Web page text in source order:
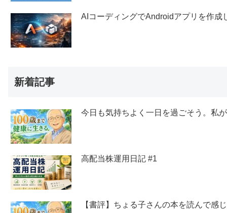
AIコーディングでAndroidアプリを作成
新着記事
今日も気持ちよく一日を過ごそう。私
高配当株運用日記 #1
【書評】ちょる子さんの本を読んで感